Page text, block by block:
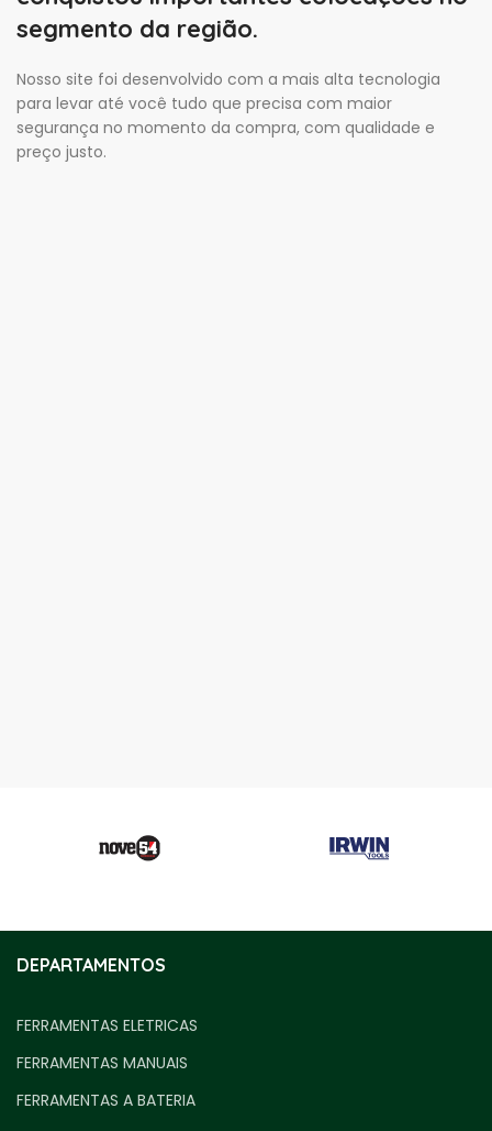
segmento da região.
Nosso site foi desenvolvido com a mais alta tecnologia
para levar até você tudo que precisa com maior
segurança no momento da compra, com qualidade e
preço justo.
DEPARTAMENTOS
FERRAMENTAS ELETRICAS
FERRAMENTAS MANUAIS
FERRAMENTAS A BATERIA